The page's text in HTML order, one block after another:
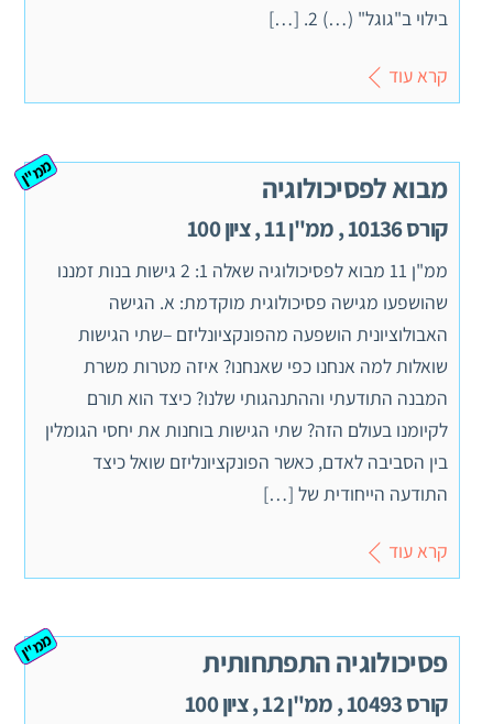
בילוי ב"גוגל" (…) 2. […]
קרא עוד
מבוא לפסיכולוגיה
קורס 10136 , ממ"ן 11 , ציון 100
ממ"ן
ממ"ן 11 מבוא לפסיכולוגיה שאלה 1: 2 גישות בנות זמננו
שהושפעו מגישה פסיכולוגית מוקדמת: א. הגישה
האבולוציונית הושפעה מהפונקציונליזם –שתי הגישות
שואלות למה אנחנו כפי שאנחנו? איזה מטרות משרת
המבנה התודעתי וההתנהגותי שלנו? כיצד הוא תורם
לקיומנו בעולם הזה? שתי הגישות בוחנות את יחסי הגומלין
בין הסביבה לאדם, כאשר הפונקציונליזם שואל כיצד
התודעה הייחודית של […]
קרא עוד
פסיכולוגיה התפתחותית
קורס 10493 , ממ"ן 12 , ציון 100
ממ"ן